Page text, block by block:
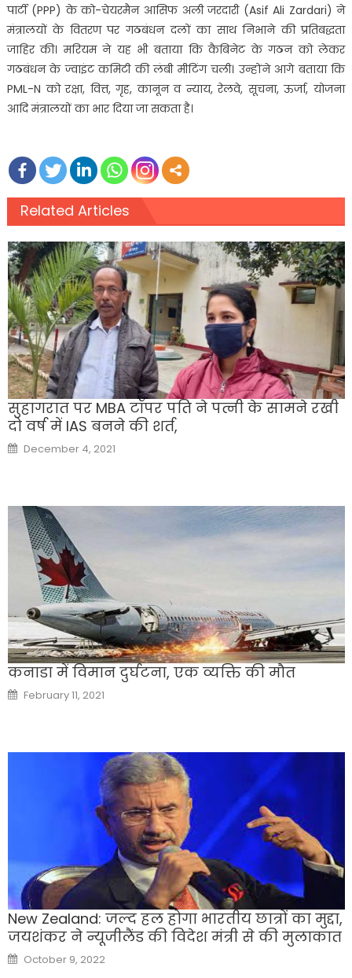
पार्टी (PPP) के को-चेयरमैन आसिफ अली जरदारी (Asif Ali Zardari) ने
मंत्रालयों के वितरण पर गठबंधन दलों का साथ निभाने की प्रतिबद्धता
जाहिर की। मरियम ने यह भी बताया कि कैबिनेट के गठन को लेकर
गठबंधन के ज्वाइंट कमिटी की लंबी मीटिंग चली। उन्होंने आगे बताया कि
PML-N को रक्षा, वित्त, गृह, कानून व न्याय, रेलवे, सूचना, ऊर्जा, योजना
आदि मंत्रालयों का भार दिया जा सकता है।
Related Articles
सुहागरात पर MBA टॉपर पति ने पत्नी के सामने रखी
दो वर्ष में IAS बनने की शर्त,
Posted
on
December 4, 2021
कनाडा में विमान दुर्घटना, एक व्यक्ति की मौत
Posted
on
February 11, 2021
New Zealand: जल्द हल होगा भारतीय छात्रों का मुद्दा,
जयशंकर ने न्यूजीलैंड की विदेश मंत्री से की मुलाकात
Posted
on
October 9, 2022